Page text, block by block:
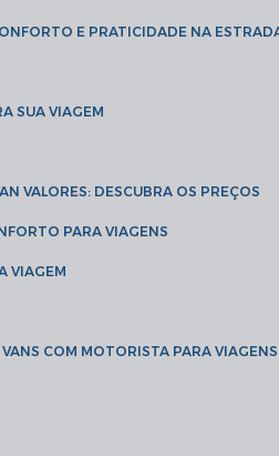
E PRATICIDADE NA
SUA VIAGEM
VALORES: DESCUBRA OS PREÇOS
PARA VIAGENS
VIAGEM
VANS COM MOTORISTA PARA